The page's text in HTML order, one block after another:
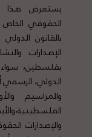
يستعرض هذا
الحقوقي
بالقانون
الإصدارات
بفلسطين،
الدولي، الرسمي
والمراسيم
والإصدارات